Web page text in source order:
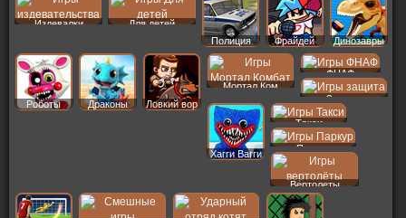
Издевалки
Для детей
Полиция
Фрайдей Динозавры
Роботы Драконы Ловкий вор
Мортал Ком
ФНАФ
Защита
Хагги Вагги
Такси
Паркур
Вертолеты